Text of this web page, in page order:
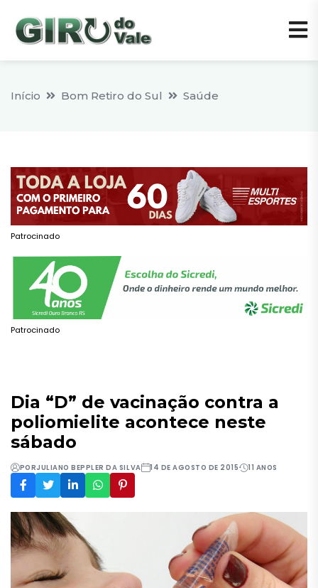
Início Bom Retiro do Sul Saúde
Patrocinado
Patrocinado
Dia “D” de vacinação contra a
poliomielite acontece neste
sábado
PORJULIANO BEPPLER DA SILVA 14 DE AGOSTO DE 2015 11 ANOS